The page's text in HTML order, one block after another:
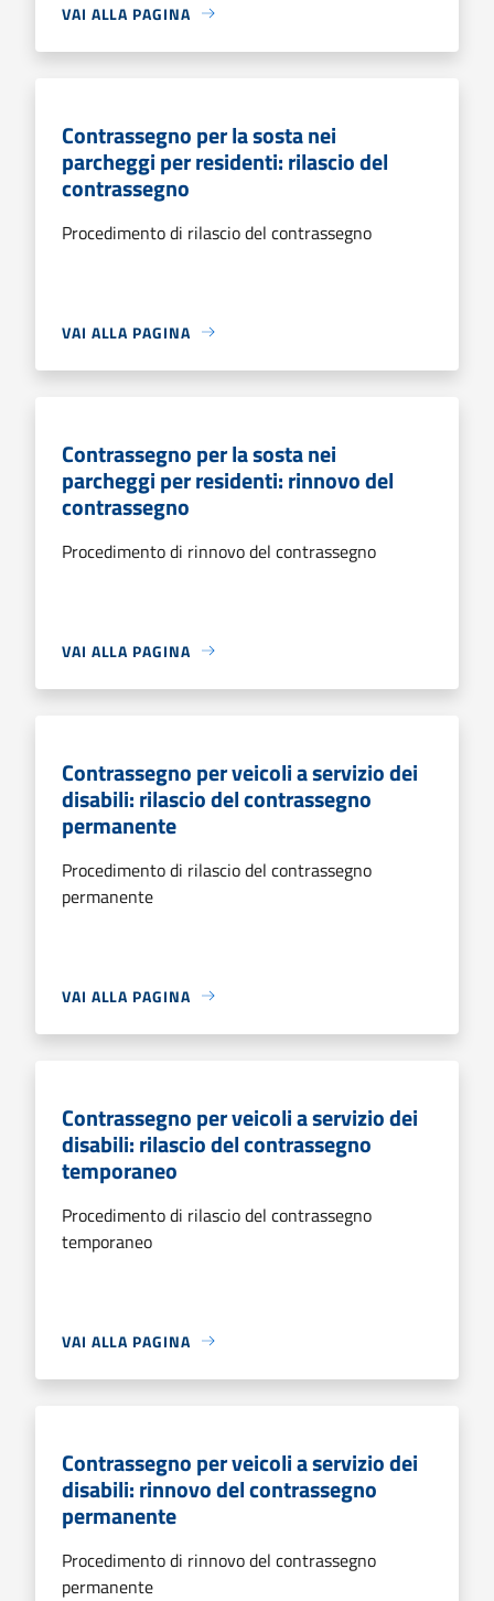
VAI ALLA PAGINA
Contrassegno per la sosta nei
parcheggi per residenti: rilascio del
contrassegno
Procedimento di rilascio del contrassegno
VAI ALLA PAGINA
Contrassegno per la sosta nei
parcheggi per residenti: rinnovo del
contrassegno
Procedimento di rinnovo del contrassegno
VAI ALLA PAGINA
Contrassegno per veicoli a servizio dei
disabili: rilascio del contrassegno
permanente
Procedimento di rilascio del contrassegno
permanente
VAI ALLA PAGINA
Contrassegno per veicoli a servizio dei
disabili: rilascio del contrassegno
temporaneo
Procedimento di rilascio del contrassegno
temporaneo
VAI ALLA PAGINA
Contrassegno per veicoli a servizio dei
disabili: rinnovo del contrassegno
permanente
Procedimento di rinnovo del contrassegno
permanente